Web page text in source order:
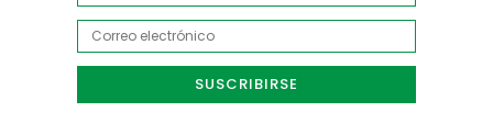
SUSCRIBIRSE